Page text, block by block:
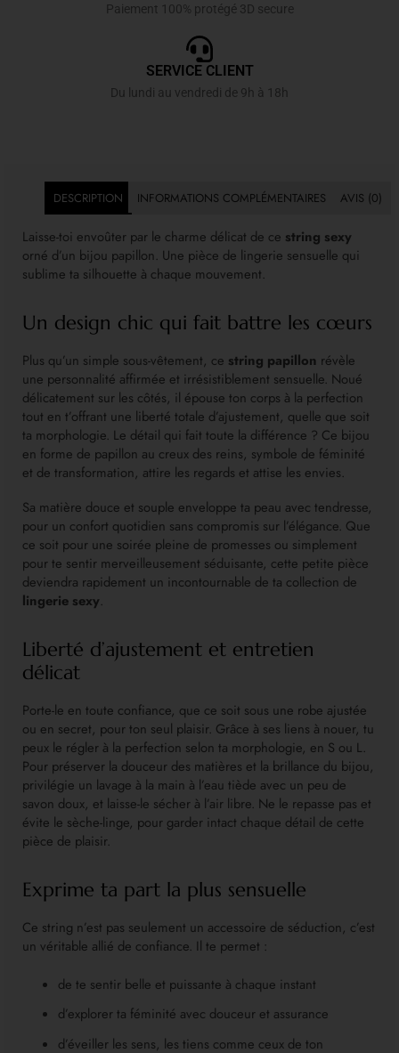
Paiement 100% protégé 3D secure
SERVICE CLIENT
Du lundi au vendredi de 9h à 18h
DESCRIPTION INFORMATIONS COMPLÉMENTAIRES AVIS (0)
Laisse-toi envoûter par le charme délicat de ce string sexy
orné d’un bijou papillon. Une pièce de lingerie sensuelle qui
sublime ta silhouette à chaque mouvement.
Un design chic qui fait battre les cœurs
Plus qu’un simple sous-vêtement, ce string papillon révèle
une personnalité affirmée et irrésistiblement sensuelle. Noué
délicatement sur les côtés, il épouse ton corps à la perfection
tout en t’offrant une liberté totale d’ajustement, quelle que soit
ta morphologie. Le détail qui fait toute la différence ? Ce bijou
en forme de papillon au creux des reins, symbole de féminité
et de transformation, attire les regards et attise les envies.
Sa matière douce et souple enveloppe ta peau avec tendresse,
pour un confort quotidien sans compromis sur l’élégance. Que
ce soit pour une soirée pleine de promesses ou simplement
pour te sentir merveilleusement séduisante, cette petite pièce
deviendra rapidement un incontournable de ta collection de
lingerie sexy.
Liberté d’ajustement et entretien
délicat
Porte-le en toute confiance, que ce soit sous une robe ajustée
ou en secret, pour ton seul plaisir. Grâce à ses liens à nouer, tu
peux le régler à la perfection selon ta morphologie, en S ou L.
Pour préserver la douceur des matières et la brillance du bijou,
privilégie un lavage à la main à l’eau tiède avec un peu de
savon doux, et laisse-le sécher à l’air libre. Ne le repasse pas et
évite le sèche-linge, pour garder intact chaque détail de cette
pièce de plaisir.
Exprime ta part la plus sensuelle
Ce string n’est pas seulement un accessoire de séduction, c’est
un véritable allié de confiance. Il te permet :
de te sentir belle et puissante à chaque instant
d’explorer ta féminité avec douceur et assurance
d’éveiller les sens, les tiens comme ceux de ton